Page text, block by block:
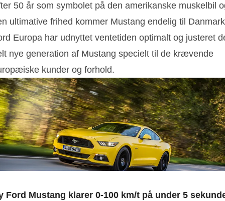
50 år som symbolet på den amerikanske muskelbil
ultimative frihed kommer Mustang endelig til
Europa har udnyttet ventetiden optimalt og justeret
nye generation af Mustang specielt til de krævende
kunder og forhold.
Ford Mustang klarer 0-100 km/t på under 5